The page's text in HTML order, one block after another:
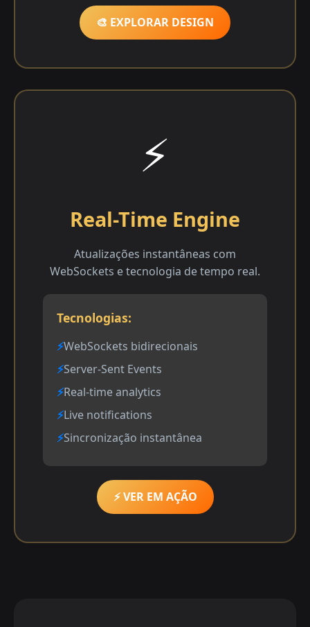
🎨 EXPLORAR DESIGN
⚡
Real-Time Engine
Atualizações instantâneas com
WebSockets e tecnologia de tempo real.
Tecnologias:
WebSockets bidirecionais
Server-Sent Events
Real-time analytics
Live notifications
Sincronização instantânea
⚡ VER EM AÇÃO